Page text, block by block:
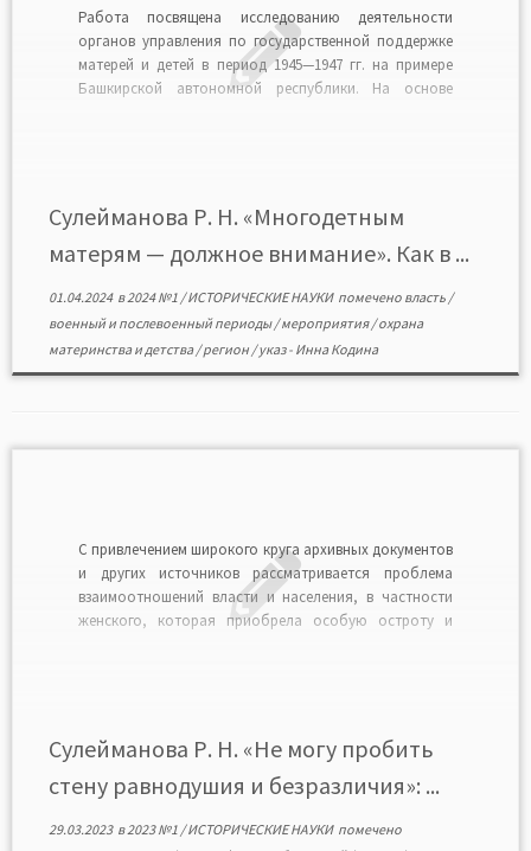
Работа посвящена исследованию деятельности
органов управления по государственной поддержке
матерей и детей в период 1945—1947 гг. на примере
Башкирской автономной республики. На основе
военный и послевоенный периоды. Сделан […]
Сулейманова Р. Н. «Многодетным
матерям — должное внимание». Как в ...
01.04.2024в2024 №1 /ИСТОРИЧЕСКИЕ НАУКИ помечено власть /
военный и послевоенный периоды/мероприятия/охрана
материнства и детства/регион /указ- Инна Кодина
С привлечением широкого круга архивных документов
и других источников рассматривается проблема
взаимоотношений власти и населения, в частности
женского, которая приобрела особую остроту и
На основе документальных источников […]
Сулейманова Р. Н. «Не могу пробить
стену равнодушия и безразличия»: ...
29.03.2023в2023 №1 /ИСТОРИЧЕСКИЕ НАУКИ помечено